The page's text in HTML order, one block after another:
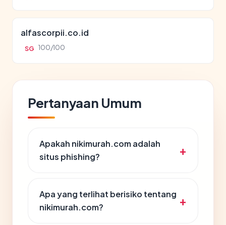
alfascorpii.co.id
SG 100/100
Pertanyaan Umum
Apakah nikimurah.com adalah
situs phishing?
Apa yang terlihat berisiko tentang
nikimurah.com?